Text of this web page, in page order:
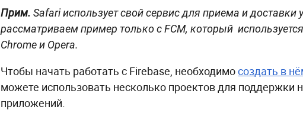
Прим. Safari использует свой сервис для приема и
рассматриваем пример только с FCM, который
Chrome и Opera.
Чтобы начать работать с Firebase, необходимосоздать в
можете использовать несколько проектов для поддержки
приложений.